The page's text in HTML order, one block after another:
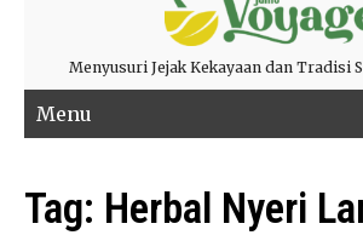
Menyusuri Jejak Kekayaan dan Tradisi
Menu
Tag: Herbal Nyeri